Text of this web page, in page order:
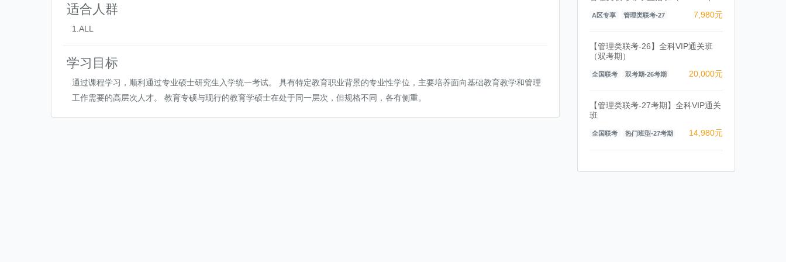
适合人群
1.ALL
学习目标
通过课程学习，顺利通过专业硕士研究生入学统一考试。 具有特定教育职业背景的专业性学位，主要培养面向基础教育教学和管理
工作需要的高层次人才。 教育专硕与现行的教育学硕士在处于同一层次，但规格不同，各有侧重。
A区专享 管理类联考-27 7,980元
【管理类联考-26】全科VIP通关班
（双考期）
全国联考 双考期-26考期 20,000元
【管理类联考-27考期】全科VIP通关
班
全国联考 热门班型-27考期 14,980元